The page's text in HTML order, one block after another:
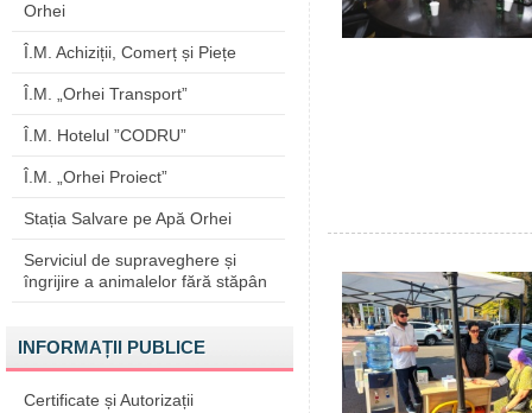
Orhei
Î.M. Achiziții, Comerț și Piețe
Î.M. „Orhei Transport”
Î.M. Hotelul ”CODRU”
Î.M. „Orhei Proiect”
Stația Salvare pe Apă Orhei
Serviciul de supraveghere și
îngrijire a animalelor fără stăpân
INFORMAȚII PUBLICE
Certificate și Autorizații